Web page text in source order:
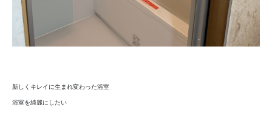
ム
例
へ
新しくキレイに生まれ変わった浴室
浴室を綺麗にしたい